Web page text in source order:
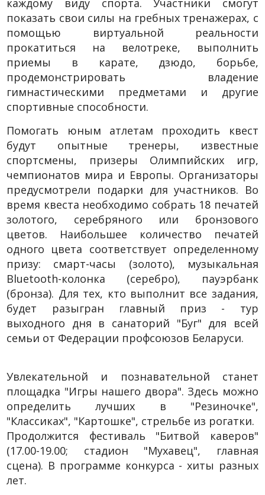
каждому виду спорта. Участники смогут
показать свои силы на гребных тренажерах, с
помощью виртуальной реальности
прокатиться на велотреке, выполнить
приемы в карате, дзюдо, борьбе,
продемонстрировать владение
гимнастическими предметами и другие
спортивные способности.
Помогать юным атлетам проходить квест
будут опытные тренеры, известные
спортсмены, призеры Олимпийских игр,
чемпионатов мира и Европы. Организаторы
предусмотрели подарки для участников. Во
время квеста необходимо собрать 18 печатей
золотого, серебряного или бронзового
цветов. Наибольшее количество печатей
одного цвета соответствует определенному
призу: смарт-часы (золото), музыкальная
Bluetooth-колонка (серебро), пауэрбанк
(бронза). Для тех, кто выполнит все задания,
будет разыгран главный приз - тур
выходного дня в санаторий "Буг" для всей
семьи от Федерации профсоюзов Беларуси.
Увлекательной и познавательной станет
площадка "Игры нашего двора". Здесь можно
определить лучших в "Резиночке",
"Классиках", "Картошке", стрельбе из рогатки.
Продолжится фестиваль "Битвой каверов"
(17.00-19.00; стадион "Мухавец", главная
сцена). В программе конкурса - хиты разных
лет.